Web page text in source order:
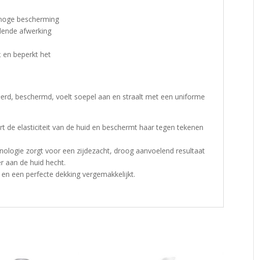
bescherming
afwerking
en beperkt het
beschermd, voelt soepel aan en straalt met een uniforme
de elasticiteit van de huid en beschermt haar tegen tekenen
zorgt voor een zijdezacht, droog aanvoelend resultaat
aan de huid hecht.
een perfecte dekking vergemakkelijkt.